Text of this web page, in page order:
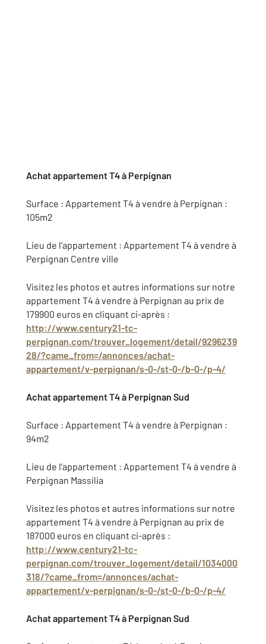
Achat appartement T4 à Perpignan
Surface : Appartement T4 à vendre à Perpignan :
105m2
Lieu de l’appartement : Appartement T4 à vendre à
Perpignan Centre ville
Visitez les photos et autres informations sur notre
appartement T4 à vendre à Perpignan au prix de
179900 euros en cliquant ci-après :
http://www.century21-tc-
perpignan.com/trouver_logement/detail/9296239
28/?came_from=/annonces/achat-
appartement/v-perpignan/s-0-/st-0-/b-0-/p-4/
Achat appartement T4 à Perpignan Sud
Surface : Appartement T4 à vendre à Perpignan :
94m2
Lieu de l’appartement : Appartement T4 à vendre à
Perpignan Massilia
Visitez les photos et autres informations sur notre
appartement T4 à vendre à Perpignan au prix de
187000 euros en cliquant ci-après :
http://www.century21-tc-
perpignan.com/trouver_logement/detail/1034000
318/?came_from=/annonces/achat-
appartement/v-perpignan/s-0-/st-0-/b-0-/p-4/
Achat appartement T4 à Perpignan Sud